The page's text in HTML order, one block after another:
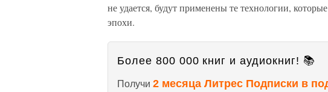
не удается, будут применены те технологии,
эпохи.
Более 800 000 книг и аудиокниг! 📚
Получи 2 месяца Литрес Подписки в